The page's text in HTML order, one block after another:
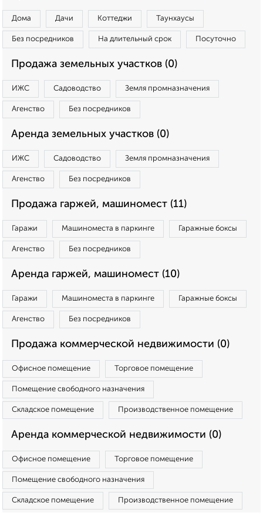
Дома Дачи Коттеджи Таунхаусы
Без посредников На длительный срок Посуточно
Продажа земельных участков (0)
ИЖС Садоводство Земля промназначения
Агенство Без посредников
Аренда земельных участков (0)
ИЖС Садоводство Земля промназначения
Агенство Без посредников
Продажа гаржей, машиномест (11)
Гаражи Машиноместа в паркинге Гаражные боксы
Агенство Без посредников
Аренда гаржей, машиномест (10)
Гаражи Машиноместа в паркинге Гаражные боксы
Агенство Без посредников
Продажа коммерческой недвижимости (0)
Офисное помещение Торговое помещение
Помещение свободного назначения
Складское помещение Производственное помещение
Аренда коммерческой недвижимости (0)
Офисное помещение Торговое помещение
Помещение свободного назначения
Складское помещение Производственное помещение